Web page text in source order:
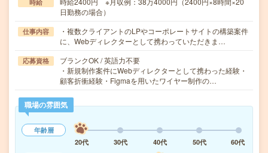
時給
日勤務の場合）
仕事内容
・複数クライアントのLPやコーポレートサイトの構築案件
に、Webディレクターとして携わっていただきま…
応募資格
ブランクOK / 英語力不要
・新規制作案件にWebディレクターとして携わった経験・
顧客折衝経験・Figmaを用いたワイヤー制作の…
職場の雰囲気
年齢層
20代
30代 40代 50代
60代